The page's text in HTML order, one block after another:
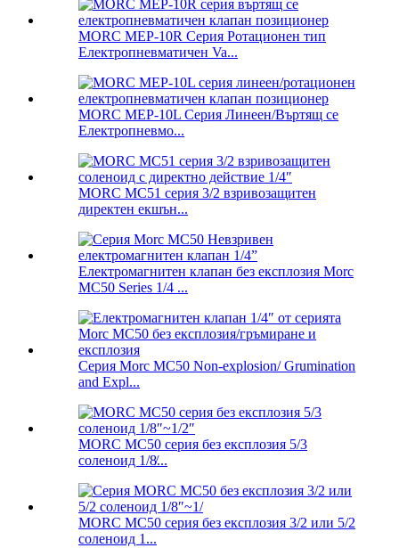
MORC MEP-10R Серия Ротационен тип
Електропневматичен Va...
MORC MEP-10L Серия Линеен/Въртящ се
Електропневмо...
MORC MC51 серия 3/2 взривозащитен
директен екшън...
Електромагнитен клапан без експлозия Morc
MC50 Series 1/4 ...
Серия Morc MC50 Non-explosion/ Grumination
and Expl...
MORC MC50 серия без експлозия 5/3
соленоид 1/8̸...
MORC MC50 серия без експлозия 3/2 или 5/2
соленоид 1...